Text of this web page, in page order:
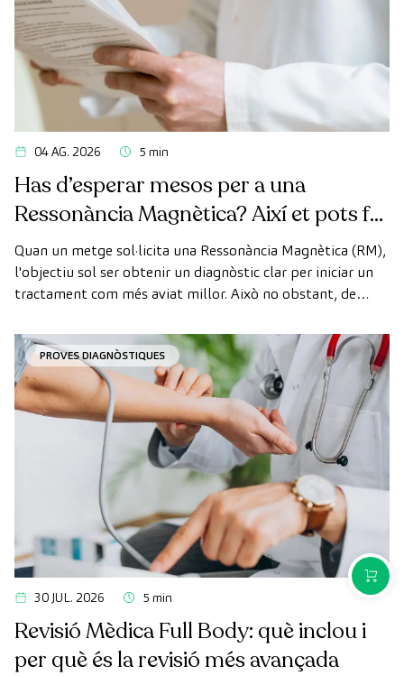
04 AG. 2026 5 min
Has d’esperar mesos per a una
Ressonància Magnètica? Així et pots fer
la prova de manera ràpida com a
pacient privat
Quan un metge sol·licita una Ressonància Magnètica (RM),
l'objectiu sol ser obtenir un diagnòstic clar per iniciar un
tractament com més aviat millor. Això no obstant, de
poden trigar més del desitjat.
PROVES DIAGNÒSTIQUES
30 JUL. 2026 5 min
Revisió Mèdica Full Body: què inclou i
per què és la revisió més avançada